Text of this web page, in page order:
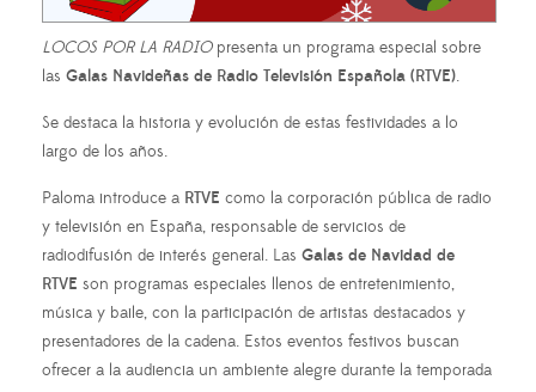
LOCOS POR LA RADIO presenta un programa especial sobre
las Galas Navideñas de Radio Televisión Española (RTVE).
Se destaca la historia y evolución de estas festividades a lo
largo de los años.
Paloma introduce a RTVE como la corporación pública de radio
y televisión en España, responsable de servicios de
radiodifusión de interés general. Las Galas de Navidad de
RTVE son programas especiales llenos de entretenimiento,
música y baile, con la participación de artistas destacados y
presentadores de la cadena. Estos eventos festivos buscan
ofrecer a la audiencia un ambiente alegre durante la temporada